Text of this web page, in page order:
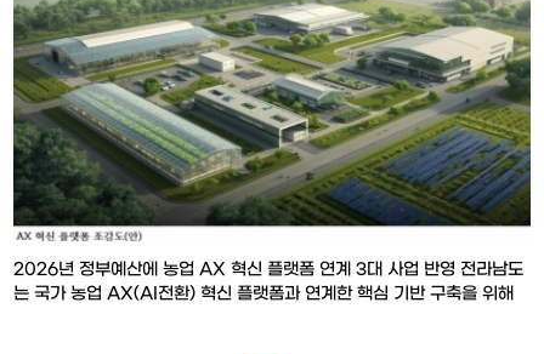
2026년 정부예산에 농업 AX 혁신 플랫폼 연계 3대 사업 반영 전라남도
는 국가 농업 AX(AI전환) 혁신 플랫폼과 연계한 핵심 기반 구축을 위해